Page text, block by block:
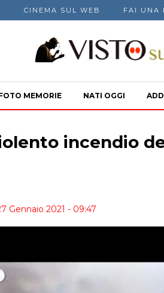
CINEMA SUL WEB FAI UNA
MEMORIE NATI OGGI
incendio
Gennaio 2021 - 09:47